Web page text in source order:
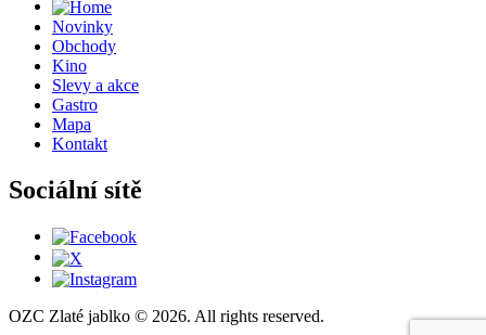
Novinky
Obchody
Kino
Slevy a akce
Gastro
Mapa
Kontakt
Sociální sítě
OZC Zlaté jablko © 2026. All rights reserved.